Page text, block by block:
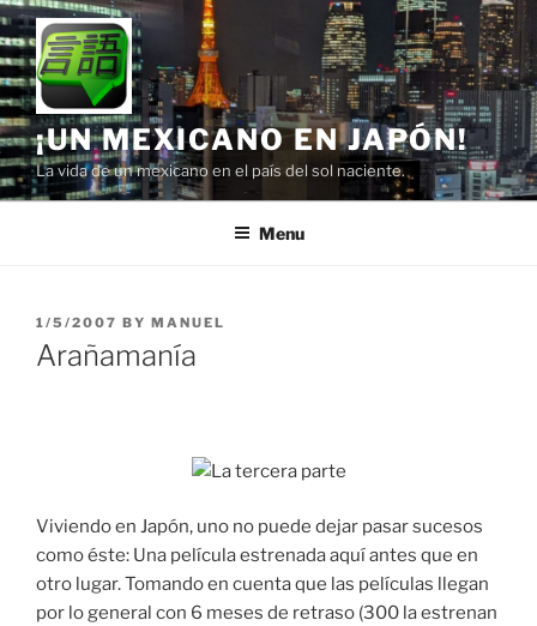
Skip
to
content
¡UN MEXICANO EN JAPÓN!
La vida de un mexicano en el país del sol naciente.
Menu
POSTED
ON
1/5/2007 BY MANUEL
Arañamanía
Viviendo en Japón, uno no puede dejar pasar sucesos
como éste: Una película estrenada aquí antes que en
otro lugar. Tomando en cuenta que las películas llegan
por lo general con 6 meses de retraso (300 la estrenan